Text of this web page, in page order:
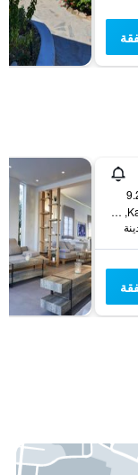
Kalo Livadi P.o. Box 1024, ميكونوس, اليونان